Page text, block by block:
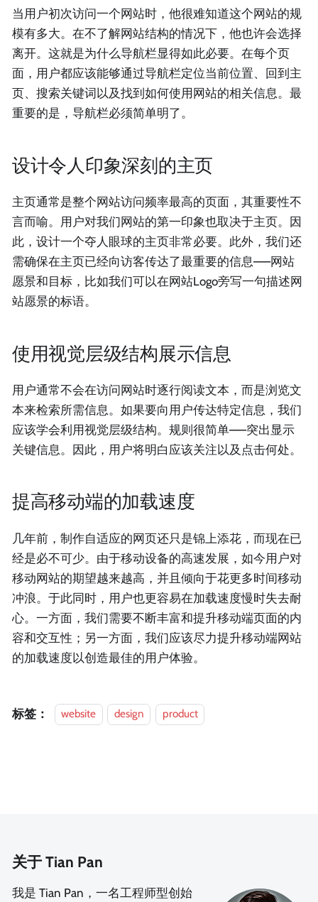
当用户初次访问一个网站时，他很难知道这个网站的规
模有多大。在不了解网站结构的情况下，他也许会选择
离开。这就是为什么导航栏显得如此必要。在每个页
面，用户都应该能够通过导航栏定位当前位置、回到主
页、搜索关键词以及找到如何使用网站的相关信息。最
重要的是，导航栏必须简单明了。
设计令人印象深刻的主页
主页通常是整个网站访问频率最高的页面，其重要性不
言而喻。用户对我们网站的第一印象也取决于主页。因
此，设计一个夺人眼球的主页非常必要。此外，我们还
需确保在主页已经向访客传达了最重要的信息——网站
愿景和目标，比如我们可以在网站Logo旁写一句描述网
站愿景的标语。
使用视觉层级结构展示信息
用户通常不会在访问网站时逐行阅读文本，而是浏览文
本来检索所需信息。如果要向用户传达特定信息，我们
应该学会利用视觉层级结构。规则很简单——突出显示
关键信息。因此，用户将明白应该关注以及点击何处。
提高移动端的加载速度
几年前，制作自适应的网页还只是锦上添花，而现在已
经是必不可少。由于移动设备的高速发展，如今用户对
移动网站的期望越来越高，并且倾向于花更多时间移动
冲浪。于此同时，用户也更容易在加载速度慢时失去耐
心。一方面，我们需要不断丰富和提升移动端页面的内
容和交互性；另一方面，我们应该尽力提升移动端网站
的加载速度以创造最佳的用户体验。
标签： website design product
关于 Tian Pan
我是 Tian Pan，一名工程师型创始